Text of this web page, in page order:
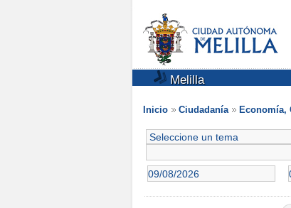
Melilla
Inicio Ciudadanía Economía,